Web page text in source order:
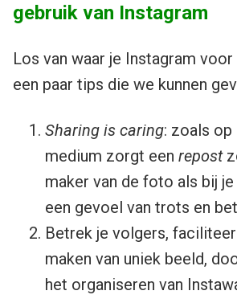
gebruik van Instagram
Los van waar je Instagram
een paar tips die we kunnen
Sharing is caring: zoals
medium zorgt een repost
maker van de foto als bij
een gevoel van trots en
Betrek je volgers,
maken van uniek beeld,
het organiseren van